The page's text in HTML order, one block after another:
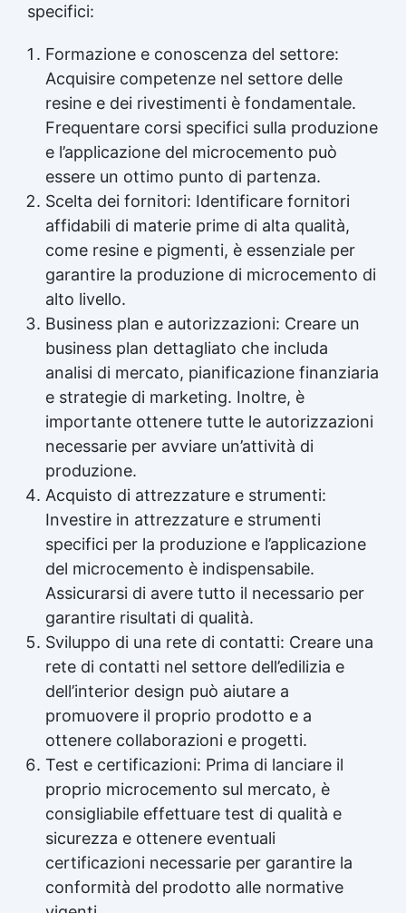
specifici:
Formazione e conoscenza del settore:
Acquisire competenze nel settore delle
resine e dei rivestimenti è fondamentale.
Frequentare corsi specifici sulla produzione
e l’applicazione del microcemento può
essere un ottimo punto di partenza.
Scelta dei fornitori: Identificare fornitori
affidabili di materie prime di alta qualità,
come resine e pigmenti, è essenziale per
garantire la produzione di microcemento di
alto livello.
Business plan e autorizzazioni: Creare un
business plan dettagliato che includa
analisi di mercato, pianificazione finanziaria
e strategie di marketing. Inoltre, è
importante ottenere tutte le autorizzazioni
necessarie per avviare un’attività di
produzione.
Acquisto di attrezzature e strumenti:
Investire in attrezzature e strumenti
specifici per la produzione e l’applicazione
del microcemento è indispensabile.
Assicurarsi di avere tutto il necessario per
garantire risultati di qualità.
Sviluppo di una rete di contatti: Creare una
rete di contatti nel settore dell’edilizia e
dell’interior design può aiutare a
promuovere il proprio prodotto e a
ottenere collaborazioni e progetti.
Test e certificazioni: Prima di lanciare il
proprio microcemento sul mercato, è
consigliabile effettuare test di qualità e
sicurezza e ottenere eventuali
certificazioni necessarie per garantire la
conformità del prodotto alle normative